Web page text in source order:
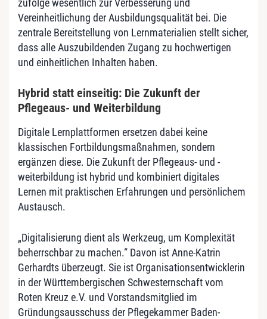
zufolge wesentlich zur Verbesserung und
Vereinheitlichung der Ausbildungsqualität bei. Die
zentrale Bereitstellung von Lernmaterialien stellt sicher,
dass alle Auszubildenden Zugang zu hochwertigen
und einheitlichen Inhalten haben.
Hybrid statt einseitig: Die Zukunft der
Pflegeaus- und Weiterbildung
Digitale Lernplattformen ersetzen dabei keine
klassischen Fortbildungsmaßnahmen, sondern
ergänzen diese. Die Zukunft der Pflegeaus- und -
weiterbildung ist hybrid und kombiniert digitales
Lernen mit praktischen Erfahrungen und persönlichem
Austausch.
„Digitalisierung dient als Werkzeug, um Komplexität
beherrschbar zu machen.“ Davon ist Anne-Katrin
Gerhardts überzeugt. Sie ist Organisationsentwicklerin
in der Württembergischen Schwesternschaft vom
Roten Kreuz e.V. und Vorstandsmitglied im
Gründungsausschuss der Pflegekammer Baden-